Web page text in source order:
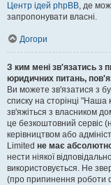
Центр ідей phpBB, де
запропонувати власні.
Догори
З ким мені зв'язатись з
юридичних питань,
Ви можете зв'язатися з
списку на сторінці "Наша
зв'яжіться з власником
це безкоштовний сервіс
керівництвом або
Limited не має
нести ніякої
використовується. Не
(про припинення роботи